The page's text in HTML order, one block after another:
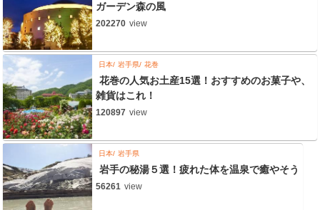
ガーデン森の風
202270 view
日本 岩手県 花巻
花巻の人気お土産15選！おすすめのお菓子や、
雑貨はこれ！
120897 view
日本 岩手県
岩手の秘湯５選！疲れた体を温泉で癒やそう
56261 view